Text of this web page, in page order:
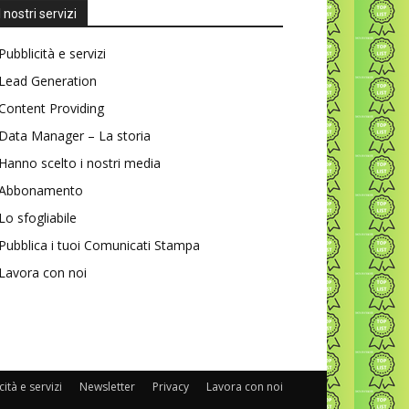
I nostri servizi
Pubblicità e servizi
Lead Generation
Providing
Data Manager – La storia
Hanno scelto i nostri media
Lo sfogliabile
Pubblica i tuoi Comunicati Stampa
Lavora con noi
e servizi Newsletter Privacy Lavora con noi